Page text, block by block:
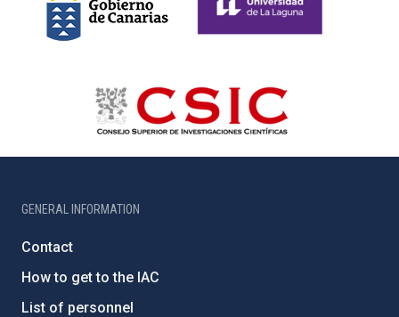
GENERAL INFORMATION
Contact
How to get to the IAC
List of personnel